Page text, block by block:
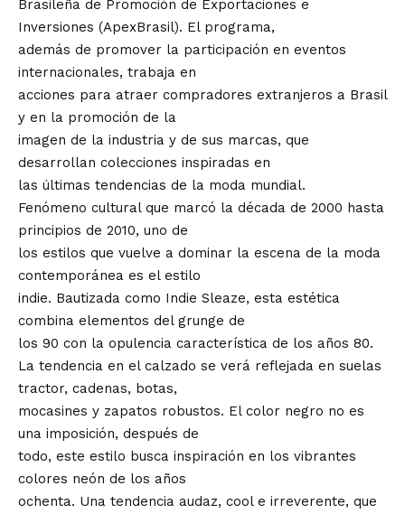
Brasileña de Promoción de Exportaciones e
Inversiones (ApexBrasil). El programa,
además de promover la participación en eventos
internacionales, trabaja en
acciones para atraer compradores extranjeros a Brasil
y en la promoción de la
imagen de la industria y de sus marcas, que
desarrollan colecciones inspiradas en
las últimas tendencias de la moda mundial.
Fenómeno cultural que marcó la década de 2000 hasta
principios de 2010, uno de
los estilos que vuelve a dominar la escena de la moda
contemporánea es el estilo
indie. Bautizada como Indie Sleaze, esta estética
combina elementos del grunge de
los 90 con la opulencia característica de los años 80.
La tendencia en el calzado se verá reflejada en suelas
tractor, cadenas, botas,
mocasines y zapatos robustos. El color negro no es
una imposición, después de
todo, este estilo busca inspiración en los vibrantes
colores neón de los años
ochenta. Una tendencia audaz, cool e irreverente, que